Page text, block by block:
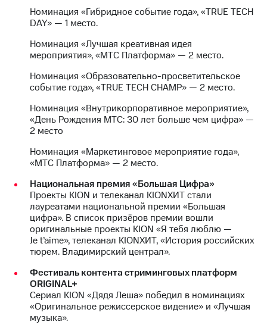
Корпоративный
секретарь
Раскрытие
информации
Информация
акционерам
Документы
ПАО
"МТС"
Собрания
акционеров
кабинет
акционера
капитал
Контроль
и
аудит
Рынок
акций
Программа
приобретения
Порядок
выкупа
акций
Номинация «Гибридное событие года», «TRUE TECH
DAY» — 1 место.
Номинация «Лучшая креативная идея
мероприятия», «МТС Платформа» — 2 место.
Номинация «Образовательно-просветительское
событие года», «TRUE TECH CHAMP» — 2 место.
Номинация «Внутрикорпоративное мероприятие»,
«День Рождения МТС: 30 лет больше чем цифра» —
2 место
Номинация «Маркетинговое мероприятие года»,
«МТС Платформа» — 2 место.
Национальная премия «Большая Цифра»
Проекты KION и телеканал KIONХИТ стали
лауреатами национальной премии «Большая
цифра». В список призёров премии вошли
оригинальные проекты KION «Я тебя люблю —
Je t’aime», телеканал KIONХИТ, «История российских
тюрем. Владимирский централ».
Фестиваль контента стриминговых платформ
ORIGINAL+
Сериал KION «Дядя Леша» победил в номинациях
«Оригинальное режиссерское видение» и «Лучшая
музыка».